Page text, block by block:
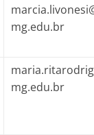
mg.edu.br
mg.edu.br